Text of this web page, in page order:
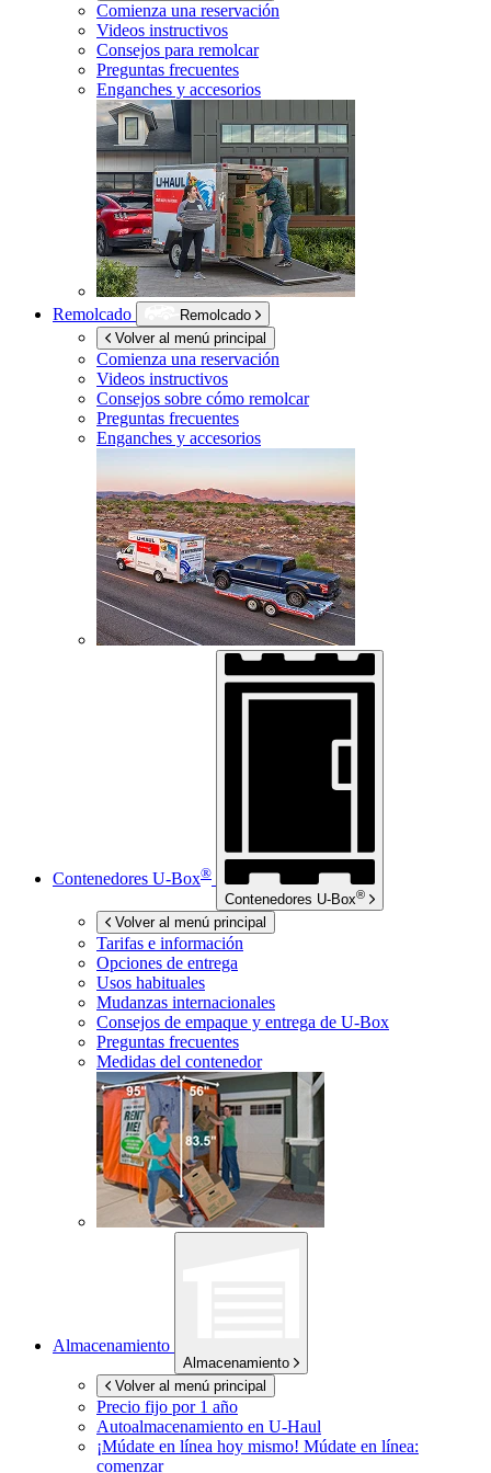
Comienza una reservación
Videos instructivos
Consejos para remolcar
Preguntas frecuentes
Enganches y accesorios
Remolcado
Remolcado
Volver al menú principal
Comienza una reservación
Videos instructivos
Consejos sobre cómo remolcar
Preguntas frecuentes
Enganches y accesorios
Contenedores U-Box®
Contenedores U-Box®
Volver al menú principal
Tarifas e información
Opciones de entrega
Usos habituales
Mudanzas internacionales
Consejos de empaque y entrega de U-Box
Preguntas frecuentes
Medidas del contenedor
Almacenamiento
Almacenamiento
Volver al menú principal
Precio fijo por 1 año
Autoalmacenamiento en U-Haul
¡Múdate en línea hoy mismo! Múdate en línea:
comenzar